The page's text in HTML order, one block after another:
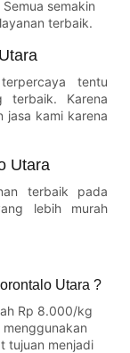
semakin
terbaik.
tentu
terbaik. Karena
jasa kami karena
Utara
terbaik pada
lebih murah
Utara ?
Rp 8.000/kg
tujuan menjadi